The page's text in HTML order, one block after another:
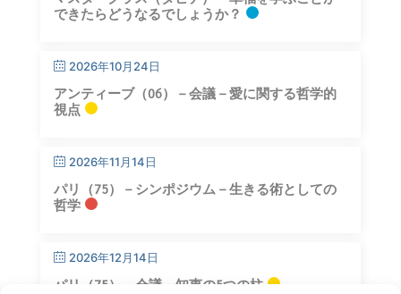
できたらどうなるでしょうか？
2026年10月24日
アンティーブ（06）－会議－愛に関する哲学的
視点
2026年11月14日
パリ（75）－シンポジウム－生きる術としての
哲学
2026年12月14日
パリ（75）－会議－知恵の5つの柱